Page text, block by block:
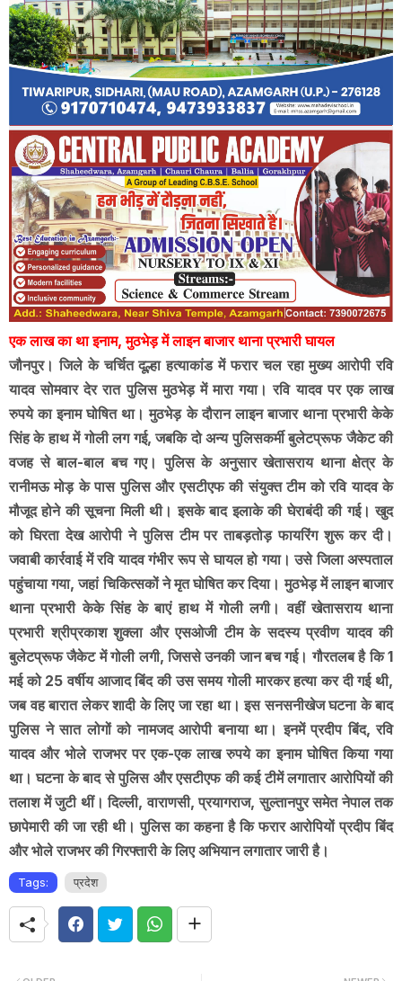
एक लाख का था इनाम, मुठभेड़ में लाइन बाजार थाना प्रभारी घायल
जौनपुर। जिले के चर्चित दूल्हा हत्याकांड में फरार चल रहा मुख्य आरोपी रवि
यादव सोमवार देर रात पुलिस मुठभेड़ में मारा गया। रवि यादव पर एक लाख
रुपये का इनाम घोषित था। मुठभेड़ के दौरान लाइन बाजार थाना प्रभारी केके
सिंह के हाथ में गोली लग गई, जबकि दो अन्य पुलिसकर्मी बुलेटप्रूफ जैकेट की
वजह से बाल-बाल बच गए। पुलिस के अनुसार खेतासराय थाना क्षेत्र के
रानीमऊ मोड़ के पास पुलिस और एसटीएफ की संयुक्त टीम को रवि यादव के
मौजूद होने की सूचना मिली थी। इसके बाद इलाके की घेराबंदी की गई। खुद
को घिरता देख आरोपी ने पुलिस टीम पर ताबड़तोड़ फायरिंग शुरू कर दी।
जवाबी कार्रवाई में रवि यादव गंभीर रूप से घायल हो गया। उसे जिला अस्पताल
पहुंचाया गया, जहां चिकित्सकों ने मृत घोषित कर दिया। मुठभेड़ में लाइन बाजार
थाना प्रभारी केके सिंह के बाएं हाथ में गोली लगी। वहीं खेतासराय थाना
प्रभारी श्रीप्रकाश शुक्ला और एसओजी टीम के सदस्य प्रवीण यादव की
बुलेटप्रूफ जैकेट में गोली लगी, जिससे उनकी जान बच गई। गौरतलब है कि 1
मई को 25 वर्षीय आजाद बिंद की उस समय गोली मारकर हत्या कर दी गई थी,
जब वह बारात लेकर शादी के लिए जा रहा था। इस सनसनीखेज घटना के बाद
पुलिस ने सात लोगों को नामजद आरोपी बनाया था। इनमें प्रदीप बिंद, रवि
यादव और भोले राजभर पर एक-एक लाख रुपये का इनाम घोषित किया गया
था। घटना के बाद से पुलिस और एसटीएफ की कई टीमें लगातार आरोपियों की
तलाश में जुटी थीं। दिल्ली, वाराणसी, प्रयागराज, सुल्तानपुर समेत नेपाल तक
छापेमारी की जा रही थी। पुलिस का कहना है कि फरार आरोपियों प्रदीप बिंद
और भोले राजभर की गिरफ्तारी के लिए अभियान लगातार जारी है।
Tags: प्रदेश